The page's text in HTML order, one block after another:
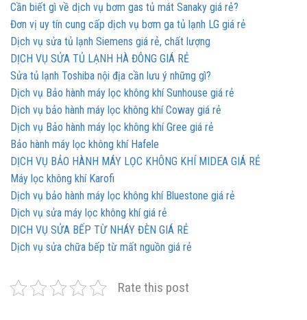
Cần biết gì về dịch vụ bơm gas tủ mát Sanaky giá rẻ?
Đơn vị uy tín cung cấp dịch vụ bơm ga tủ lạnh LG giá rẻ
Dịch vụ sửa tủ lạnh Siemens giá rẻ, chất lượng
DỊCH VỤ SỬA TỦ LẠNH HÀ ĐÔNG GIÁ RẺ
Sửa tủ lạnh Toshiba nội địa cần lưu ý những gì?
Dịch vụ Bảo hành máy lọc không khí Sunhouse giá rẻ
Dịch vụ bảo hành máy lọc không khí Coway giá rẻ
Dịch vụ Bảo hành máy lọc không khí Gree giá rẻ
Bảo hành máy lọc không khí Hafele
DỊCH VỤ BẢO HÀNH MÁY LỌC KHÔNG KHÍ MIDEA GIÁ RẺ
Máy lọc không khí Karofi
Dịch vụ bảo hành máy lọc không khí Bluestone giá rẻ
Dịch vụ sửa máy lọc không khí giá rẻ
DỊCH VỤ SỬA BẾP TỪ NHÁY ĐÈN GIÁ RẺ
Dịch vụ sửa chữa bếp từ mất nguồn giá rẻ
Rate this post